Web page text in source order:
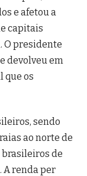
e afetou a
capitais
O presidente
devolveu em
que os
sendo
ao norte de
brasileiros de
A renda per